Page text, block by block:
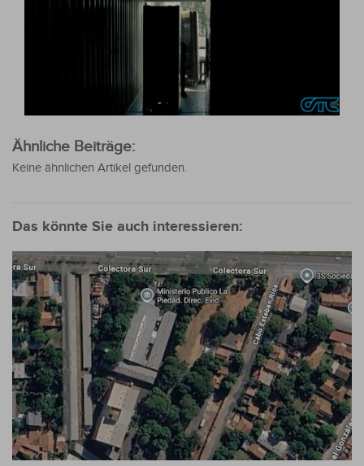
Ähnliche Beiträge:
Keine ähnlichen Artikel gefunden.
Das könnte Sie auch interessieren: